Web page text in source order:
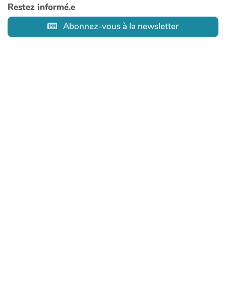
Restez informé.e
Abonnez-vous à la newsletter